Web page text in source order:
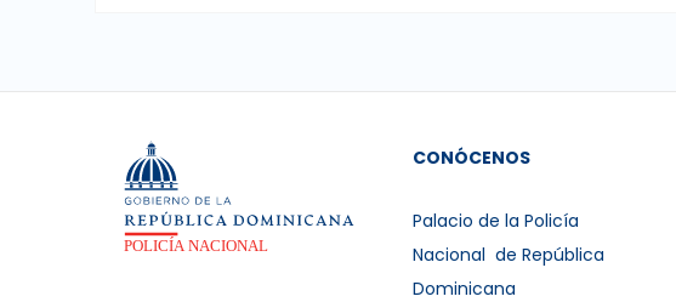
CONÓCENOS
Palacio de la Policía
Nacional de República
Dominicana